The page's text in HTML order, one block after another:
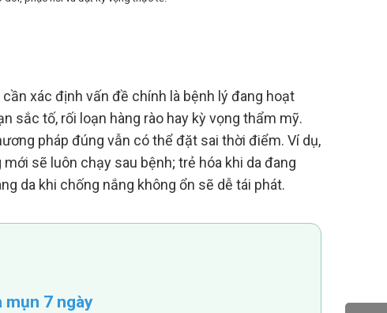
xác định vấn đề chính là bệnh lý đang hoạt
sắc tố, rối loạn hàng rào hay kỳ vọng thẩm mỹ.
pháp đúng vẫn có thể đặt sai thời điểm. Ví dụ,
sẽ luôn chạy sau bệnh; trẻ hóa khi da đang
da khi chống nắng không ổn sẽ dễ tái phát.
mụn 7 ngày